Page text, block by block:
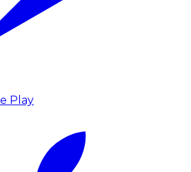
Play